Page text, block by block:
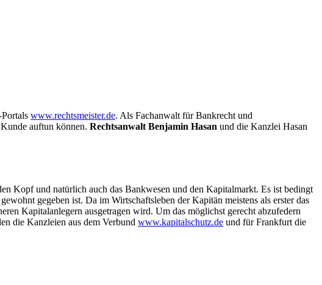
www.rechtsmeister.de. Als Fachanwalt für Bankrecht und
auftun können. Rechtsanwalt Benjamin Hasan und die Kanzlei Hasan
Kopf und natürlich auch das Bankwesen und den Kapitalmarkt. Es ist bedingt
gegeben ist. Da im Wirtschaftsleben der Kapitän meistens als erster das
Kapitalanlegern ausgetragen wird. Um das möglichst gerecht abzufedern
die Kanzleien aus dem Verbund www.kapitalschutz.de und für Frankfurt die